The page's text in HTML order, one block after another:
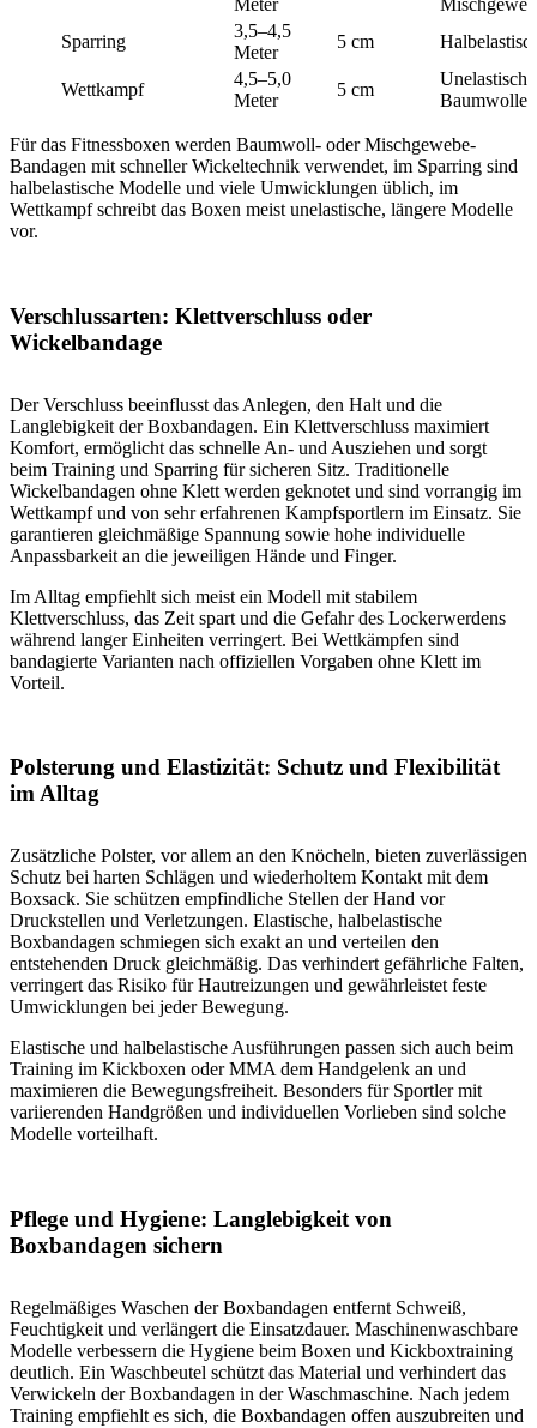
Meter
Sparring
3,5–4,5
Meter
5 cm
Wettkampf
4,5–5,0
Meter
5 cm
Unelastische
Baumwolle
Für das Fitnessboxen werden Baumwoll- oder Mischgewebe-
Bandagen mit schneller Wickeltechnik verwendet, im Sparring sind
halbelastische Modelle und viele Umwicklungen üblich, im
Wettkampf schreibt das Boxen meist unelastische, längere Modelle
vor.
Verschlussarten: Klettverschluss oder
Wickelbandage
Der Verschluss beeinflusst das Anlegen, den Halt und die
Langlebigkeit der Boxbandagen. Ein Klettverschluss maximiert
Komfort, ermöglicht das schnelle An- und Ausziehen und sorgt
beim Training und Sparring für sicheren Sitz. Traditionelle
Wickelbandagen ohne Klett werden geknotet und sind vorrangig im
Wettkampf und von sehr erfahrenen Kampfsportlern im Einsatz. Sie
garantieren gleichmäßige Spannung sowie hohe individuelle
Anpassbarkeit an die jeweiligen Hände und Finger.
Im Alltag empfiehlt sich meist ein Modell mit stabilem
Klettverschluss, das Zeit spart und die Gefahr des Lockerwerdens
während langer Einheiten verringert. Bei Wettkämpfen sind
bandagierte Varianten nach offiziellen Vorgaben ohne Klett im
Vorteil.
Polsterung und Elastizität: Schutz und Flexibilität
im Alltag
Zusätzliche Polster, vor allem an den Knöcheln, bieten zuverlässigen
Schutz bei harten Schlägen und wiederholtem Kontakt mit dem
Boxsack. Sie schützen empfindliche Stellen der Hand vor
Druckstellen und Verletzungen. Elastische, halbelastische
Boxbandagen schmiegen sich exakt an und verteilen den
entstehenden Druck gleichmäßig. Das verhindert gefährliche Falten,
verringert das Risiko für Hautreizungen und gewährleistet feste
Umwicklungen bei jeder Bewegung.
Elastische und halbelastische Ausführungen passen sich auch beim
Training im Kickboxen oder MMA dem Handgelenk an und
maximieren die Bewegungsfreiheit. Besonders für Sportler mit
variierenden Handgrößen und individuellen Vorlieben sind solche
Modelle vorteilhaft.
Pflege und Hygiene: Langlebigkeit von
Boxbandagen sichern
Regelmäßiges Waschen der Boxbandagen entfernt Schweiß,
Feuchtigkeit und verlängert die Einsatzdauer. Maschinenwaschbare
Modelle verbessern die Hygiene beim Boxen und Kickboxtraining
deutlich. Ein Waschbeutel schützt das Material und verhindert das
Verwickeln der Boxbandagen in der Waschmaschine. Nach jedem
Training empfiehlt es sich, die Boxbandagen offen auszubreiten und